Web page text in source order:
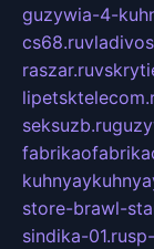
guzywia-4-
cs68.ru
raszar.ru
seksuzb.ru
store-brawl-
sindika-01.ru